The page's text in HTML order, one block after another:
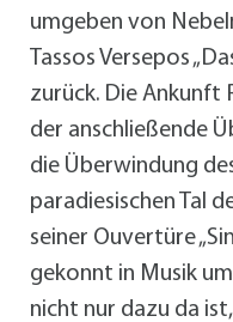
umgeben von
Tassos Versepos
zurück. Die Ankunft
der anschließende
die Überwindung
paradiesischen Tal
seiner Ouvertüre
gekonnt in Musik
nicht nur dazu da